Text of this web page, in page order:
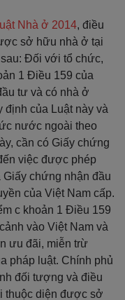
Nhà ở 2014, điều
sở hữu nhà ở tại
Đối với tổ chức,
1 Điều 159 của
tư và có nhà ở
của Luật này và
nước ngoài theo
cần có Giấy chứng
việc được phép
Giấy chứng nhận đầu
của Việt Nam cấp.
c khoản 1 Điều 159
vào Việt Nam và
ưu đãi, miễn trừ
pháp luật. Chính phủ
đối tượng và điều
thuộc diện được sở